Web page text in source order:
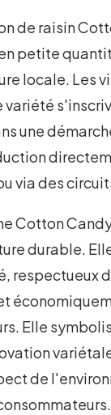
de raisin
petite
locale. Les
une
via des
Cotton
durable.
respectueux
Elle
de